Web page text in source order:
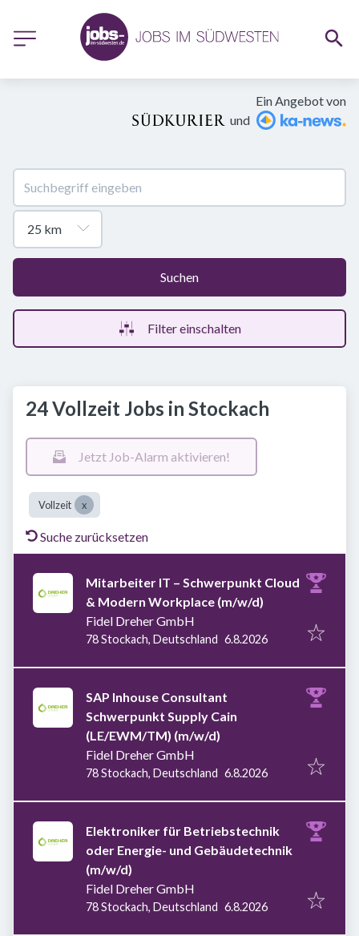
Ein Angebot von
und
Suchen
Filter einschalten
24 Vollzeit Jobs in Stockach
Jetzt Job-Alarm aktivieren!
Vollzeit
Suche zurücksetzen
Mitarbeiter IT – Schwerpunkt Cloud
& Modern Workplace (m/w/d)
Fidel Dreher GmbH
78 Stockach, Deutschland Veröffentlicht
6.8.2026
SAP Inhouse Consultant
Schwerpunkt Supply Cain
(LE/EWM/TM) (m/w/d)
Fidel Dreher GmbH
78 Stockach, Deutschland Veröffentlicht
6.8.2026
Elektroniker für Betriebstechnik
oder Energie- und Gebäudetechnik
(m/w/d)
Fidel Dreher GmbH
78 Stockach, Deutschland Veröffentlicht
6.8.2026